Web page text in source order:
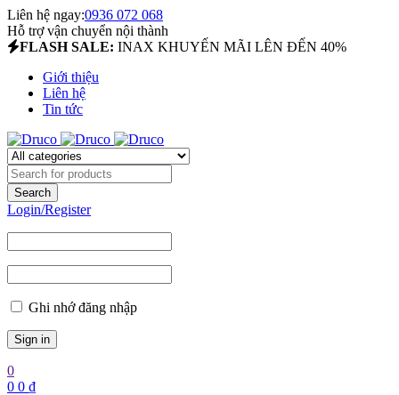
Liên hệ ngay:0936 072 068
Hỗ trợ vận chuyển nội thành
FLASH SALE: INAX KHUYẾN MÃI LÊN ĐẾN 40%
Giới thiệu
Liên hệ
Tin tức
Login/Register
Ghi nhớ đăng nhập
0
0 0 ₫